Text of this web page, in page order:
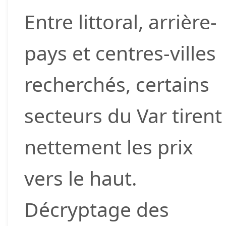
Entre littoral, arrière-
pays et centres-villes
recherchés, certains
secteurs du Var tirent
nettement les prix
vers le haut.
Décryptage des